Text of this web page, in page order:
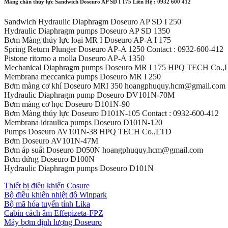
Màng chắn thủy lực Sandwich Doseuro AP SD I 175 Liên Hệ : 0932 600 412
Sandwich Hydraulic Diaphragm Doseuro AP SD I 250
Hydraulic Diaphragm pumps Doseuro AP SD 1350
Bơm Màng thủy lực loại MR I Doseuro AP-A I 175
Spring Return Plunger Doseuro AP-A 1250 Contact : 0932-600-412
Pistone ritorno a molla Doseuro AP-A 1350
Mechanical Diaphragm pumps Doseuro MR I 175 HPQ TECH
Membrana meccanica pumps Doseuro MR I 250
Bơm màng cơ khí Doseuro MRI 350 hoangphuquy.hcm@gmail.com
Hydraulic Diaphragm pump Doseuro DV101N-70M
Bơm màng cơ học Doseuro D101N-90
Bơm Màng thủy lực Doseuro D101N-105 Contact : 0932-600-412
Membrana idraulica pumps Doseuro D101N-120
Pumps Doseuro AV101N-38 HPQ TECH Co.,LTD
Bơm Doseuro AV101N-47M
Bơm áp suất Doseuro D050N hoangphuquy.hcm@gmail.com
Bơm đứng Doseuro D100N
Hydraulic Diaphragm pumps Doseuro D101N
Thiết bị điều khiển Cosure
Bộ điều khiển nhiệt độ Winpark
Bộ mã hóa tuyến tính Lika
Cabin cách âm Effepizeta-FPZ
Máy bơm định lượng Doseuro